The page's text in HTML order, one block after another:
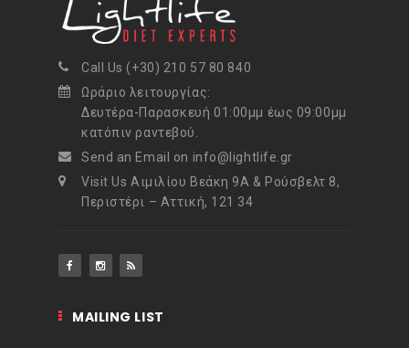
Call Us (+30) 210 57 80 840
Ωράριο λειτουργίας:
Δευτέρα-Παρασκευή 01:00μμ έως 09:00μμ
κατόπιν ραντεβού.
Send an Email on info@lightlife.gr
Visit Us Αιμιλίου Βεάκη 9Α & Ρούσβελτ 8,
Περιστέρι – Αττική, 121 34
MAILING LIST